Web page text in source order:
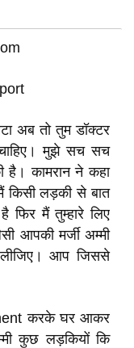
अब तो तुम डॉक्टर
चाहिए। मुझे सच सच
है। कामरान ने कहा
किसी लड़की से बात
फिर मैं तुम्हारे लिए
आपकी मर्जी अम्मी
आप जिससे
करके घर आकर
कुछ लड़कियों कि